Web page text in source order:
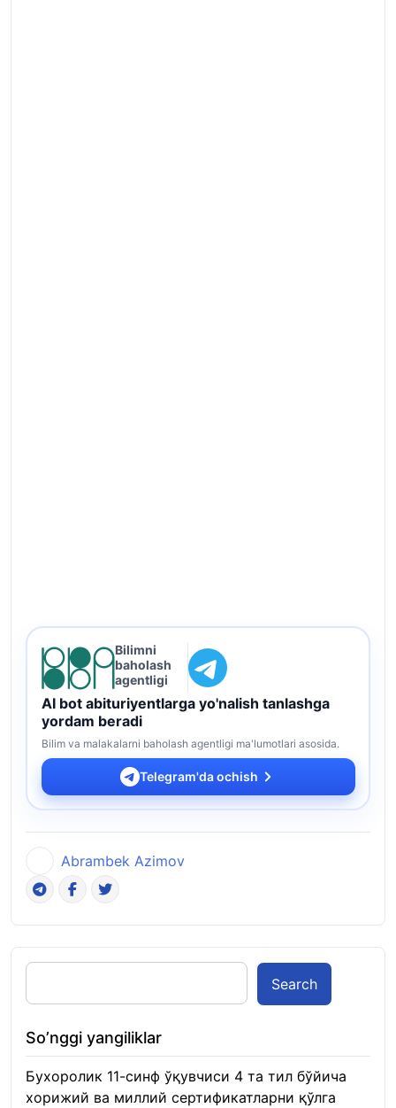
Bilimni
baholash
agentligi
AI bot abituriyentlarga yo'nalish tanlashga
yordam beradi
Bilim va malakalarni baholash agentligi ma'lumotlari asosida.
Telegram'da ochish
Abrambek Azimov
Search
So’nggi yangiliklar
Бухоролик 11-синф ўқувчиси 4 та тил бўйича
хорижий ва миллий сертификатларни қўлга